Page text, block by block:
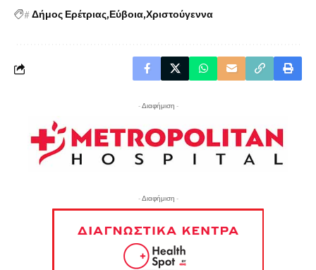
#Δήμος Ερέτριας Εύβοια Χριστούγεννα
- Διαφήμιση -
- Διαφήμιση -